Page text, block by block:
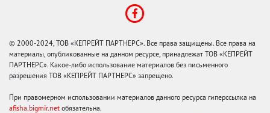
© 2000-2024, ТОВ «КЕПРЕЙТ ПАРТНЕРС». Все права защищены. Все права на
материалы, опубликованные на данном ресурсе, принадлежат ТОВ «КЕПРЕЙТ
ПАРТНЕРС». Какое-либо использование материалов без письменного
разрешения ТОВ «КЕПРЕЙТ ПАРТНЕРС» запрещено.
При правомерном использовании материалов данного ресурса гиперссылка на
afisha.bigmir.net обязательна.